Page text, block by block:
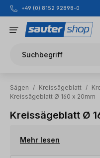
Zum Hauptinhalt springen
+49 (0) 8152 92898-0
Suchbegriff
Sägen / Kreissägeblatt /
Kreissägeblatt Ø 160 x 20mm
Kreissägeblatt Ø
Mehr lesen